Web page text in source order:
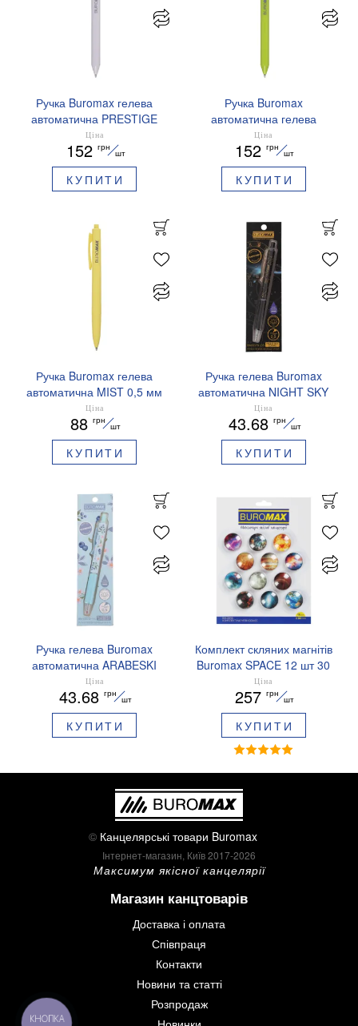
Ручка Buromax гелева
автоматична PRESTIGE
SILVER 0,5 мм сині
чорнила BM.83102
Ціна
152 грн
шт
КУПИТИ
Ручка Buromax
автоматична гелева
PRESTIGE GOLD 0,5 мм
сині чорнила BM.83101
Ціна
152 грн
шт
КУПИТИ
Ручка Buromax гелева
автоматична MIST 0,5 мм
сині чорнила BM.83103
Ціна
88 грн
шт
КУПИТИ
Ручка гелева Buromax
автоматична NIGHT SKY
ZODIAC 0.5 мм
ароматизований грип синє
чорнило BM.8379-01
Ціна
43.68 грн
шт
КУПИТИ
Ручка гелева Buromax
автоматична ARABESKI
0.5 мм ароматизований
грип синє чорнило в
блістері BM.8379-02
Ціна
43.68 грн
шт
КУПИТИ
Комплект скляних магнітів
Buromax SPACE 12 шт 30
мм BM.0048
Ціна
257 грн
шт
КУПИТИ
© Канцелярські товари Buromax
Інтернет-магазин, Київ 2017-2026
Максимум якісної канцелярії
Магазин канцтоварів
Доставка і оплата
Співпраця
Контакти
Новини та статті
Розпродаж
КНОПКА